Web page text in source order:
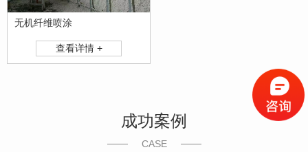
无机纤维喷涂
查看详情 +
成功案例
CASE